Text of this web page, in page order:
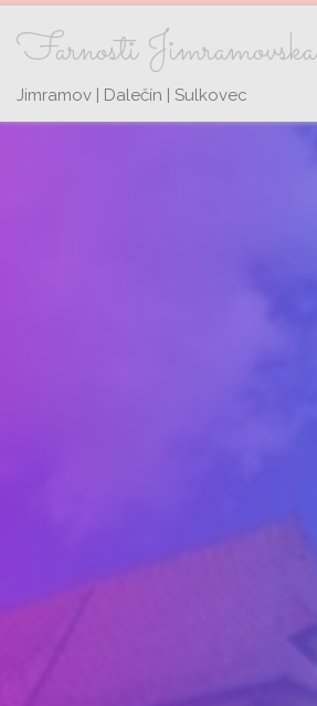
Farnosti Jimramovska
Jimramov | Dalečín | Sulkovec